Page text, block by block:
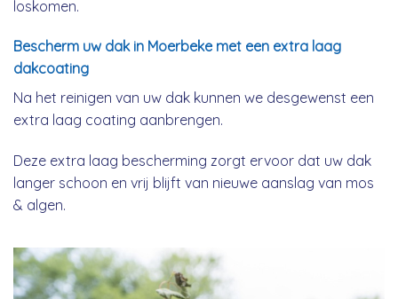
loskomen.
Bescherm uw dak in Moerbeke met een extra laag
dakcoating
Na het reinigen van uw dak kunnen we desgewenst een
extra laag coating aanbrengen.
Deze extra laag bescherming zorgt ervoor dat uw dak
langer schoon en vrij blijft van nieuwe aanslag van mos
& algen.